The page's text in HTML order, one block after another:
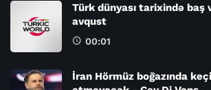
Türk dünyası tarixində baş
avqust
00:01
İran Hörmüz boğazında